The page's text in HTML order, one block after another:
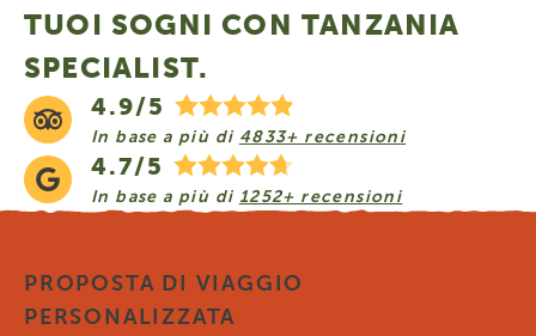
TUOI SOGNI CON TANZANIA
SPECIALIST.
4.9/5
In base a più di 4833+ recensioni
4.7/5
In base a più di 1252+ recensioni
PROPOSTA DI VIAGGIO
PERSONALIZZATA